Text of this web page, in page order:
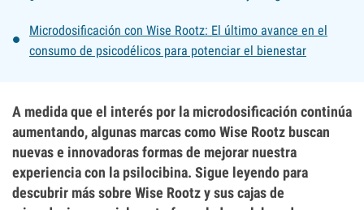
Microdosificación con Wise Rootz: El último avance en el
consumo de psicodélicos para potenciar el bienestar
A medida que el interés por la microdosificación continúa
aumentando, algunas marcas como Wise Rootz buscan
nuevas e innovadoras formas de mejorar nuestra
experiencia con la psilocibina. Sigue leyendo para
descubrir más sobre Wise Rootz y sus cajas de